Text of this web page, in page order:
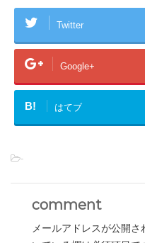
Twitter
Google+
B! はてブ
-
comment
メールアドレスが公開さ